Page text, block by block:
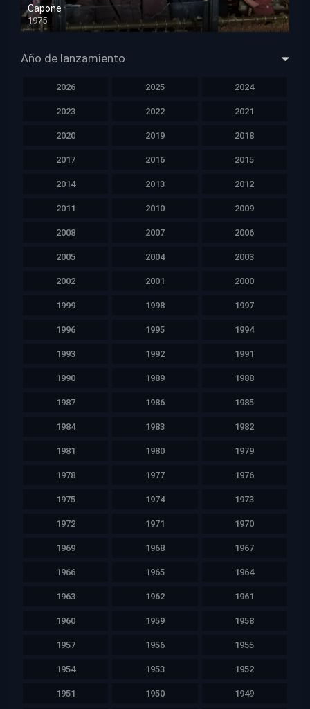
Capone
1975
HD 1080p
Año de lanzamiento
2026 2025 2024
2023 2022 2021
2020 2019 2018
2017 2016 2015
2014 2013 2012
2011 2010 2009
2008 2007 2006
2005 2004 2003
2002 2001 2000
1999 1998 1997
1996 1995 1994
1993 1992 1991
1990 1989 1988
1987 1986 1985
1984 1983 1982
1981 1980 1979
1978 1977 1976
1975 1974 1973
1972 1971 1970
1969 1968 1967
1966 1965 1964
1963 1962 1961
1960 1959 1958
1957 1956 1955
1954 1953 1952
1951 1950 1949